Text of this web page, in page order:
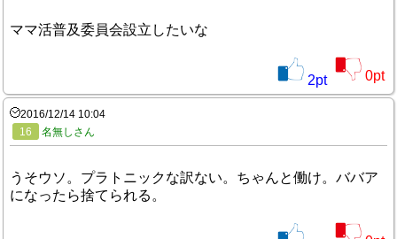
ママ活普及委員会設立したいな
2pt 0pt
2016/12/14 10:04
16
名無しさん
うそウソ。プラトニックな訳ない。ちゃんと働け。ババア
になったら捨てられる。